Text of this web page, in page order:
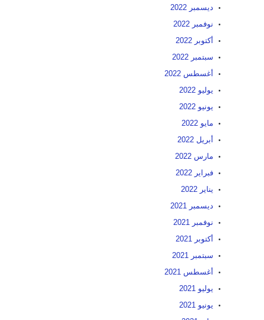
ديسمبر 2022
نوفمبر 2022
أكتوبر 2022
سبتمبر 2022
أغسطس 2022
يوليو 2022
يونيو 2022
مايو 2022
أبريل 2022
مارس 2022
فبراير 2022
يناير 2022
ديسمبر 2021
نوفمبر 2021
أكتوبر 2021
سبتمبر 2021
أغسطس 2021
يوليو 2021
يونيو 2021